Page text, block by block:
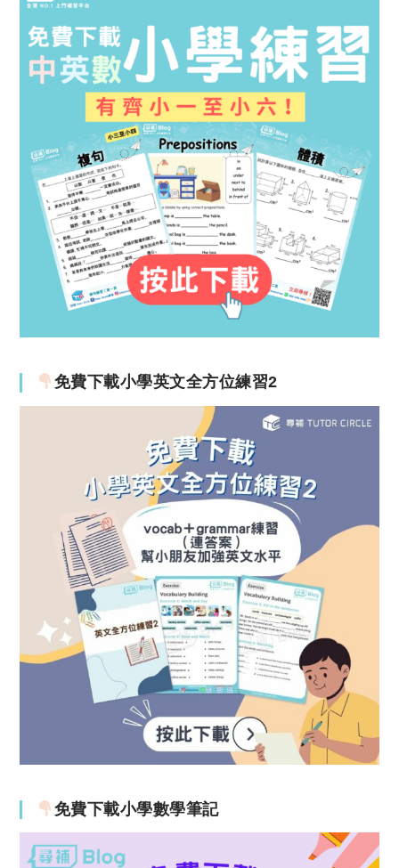
免費下載小學英文全方位練習2
免費下載小學數學筆記